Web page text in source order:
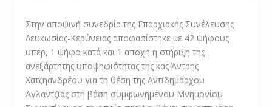
Στην αποψινή συνεδρία της Επαρχιακής Συνέλευσης
Λευκωσίας-Κερύνειας αποφασίστηκε με 42 ψήφους
υπέρ, 1 ψήφο κατά και 1 αποχή η στήριξη της
ανεξάρτητης υποψηφιότητας της κας Άντρης
Χατζηανδρέου για τη θέση της Αντιδημάρχου
Αγλαντζιάς στη βάση συμφωνημένου Μνημονίου